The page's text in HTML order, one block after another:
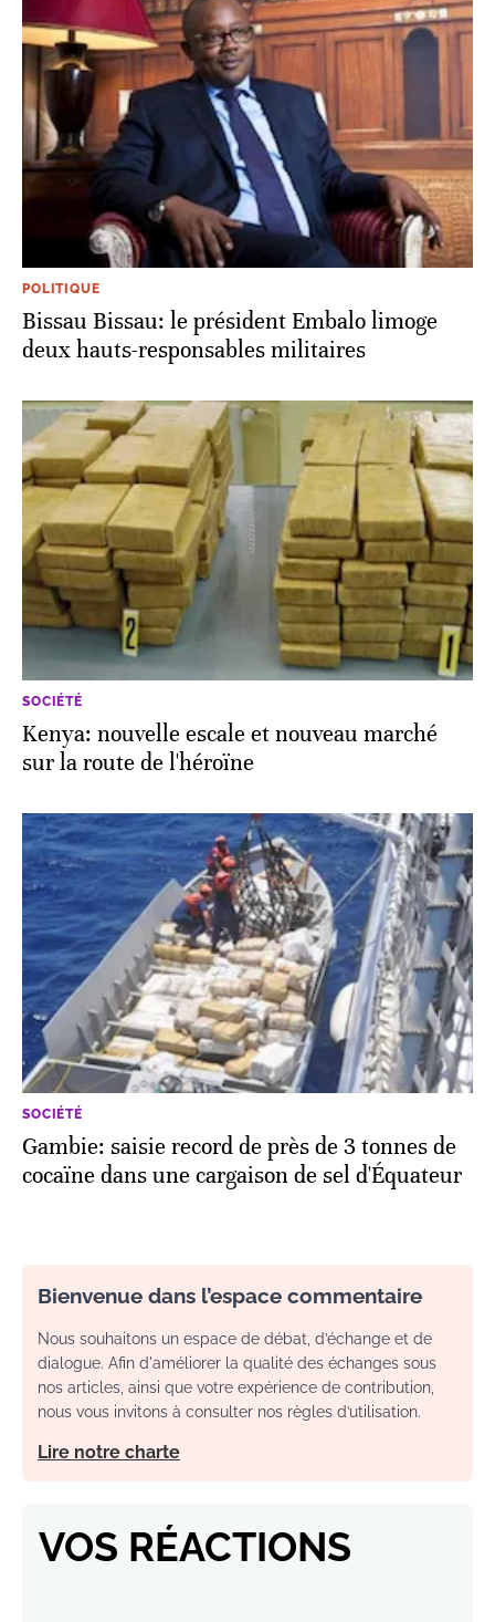
POLITIQUE
Bissau Bissau: le président Embalo limoge
deux hauts-responsables militaires
SOCIÉTÉ
Kenya: nouvelle escale et nouveau marché
sur la route de l'héroïne
SOCIÉTÉ
Gambie: saisie record de près de 3 tonnes de
cocaïne dans une cargaison de sel d'Équateur
Bienvenue dans l’espace commentaire
Nous souhaitons un espace de débat, d’échange et de
dialogue. Afin d'améliorer la qualité des échanges sous
nos articles, ainsi que votre expérience de contribution,
nous vous invitons à consulter nos règles d’utilisation.
Lire notre charte
VOS RÉACTIONS